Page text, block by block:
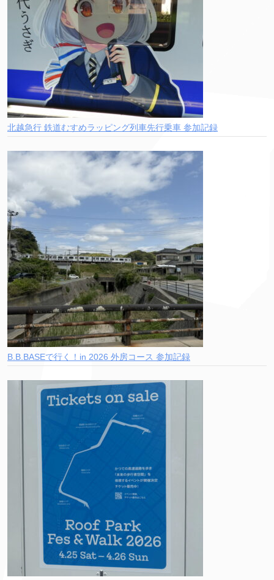
北越急行 鉄道むすめラッピング列車先行乗車 参加記録
B.B.BASEで行く！in 2026 外房コース 参加記録